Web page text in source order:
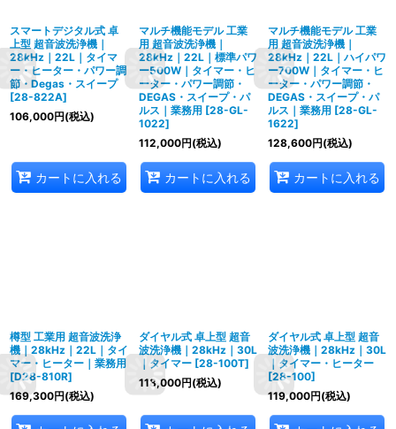
スマートデジタル式 卓
上型 超音波洗浄機｜
28kHz｜22L｜タイマ
ー・ヒーター・パワー調
節・Degas・スイープ
[28-822A]
106,000円(税込)
カートに入れる
マルチ機能モデル 工業
用 超音波洗浄機｜
28kHz｜22L｜標準パワ
ー500W｜タイマー・ヒ
ーター・パワー調節・
DEGAS・スイープ・パ
ルス｜業務用 [28-GL-
1022]
112,000円(税込)
カートに入れる
マルチ機能モデル 工業
用 超音波洗浄機｜
28kHz｜22L｜ハイパワ
ー700W｜タイマー・ヒ
ーター・パワー調節・
DEGAS・スイープ・パ
ルス｜業務用 [28-GL-
1622]
128,600円(税込)
カートに入れる
樽型 工業用 超音波洗浄
機｜28kHz｜22L｜タイ
マー・ヒーター｜業務用
[D28-810R]
169,300円(税込)
ダイヤル式 卓上型 超音
波洗浄機｜28kHz｜30L
｜タイマー [28-100T]
118,000円(税込)
ダイヤル式 卓上型 超音
波洗浄機｜28kHz｜30L
｜タイマー・ヒーター
[28-100]
119,000円(税込)